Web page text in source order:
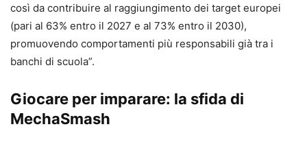
così da contribuire al raggiungimento dei target europei
(pari al 63% entro il 2027 e al 73% entro il 2030),
promuovendo comportamenti più responsabili già tra i
banchi di scuola”.
Giocare per imparare: la sfida di
MechaSmash